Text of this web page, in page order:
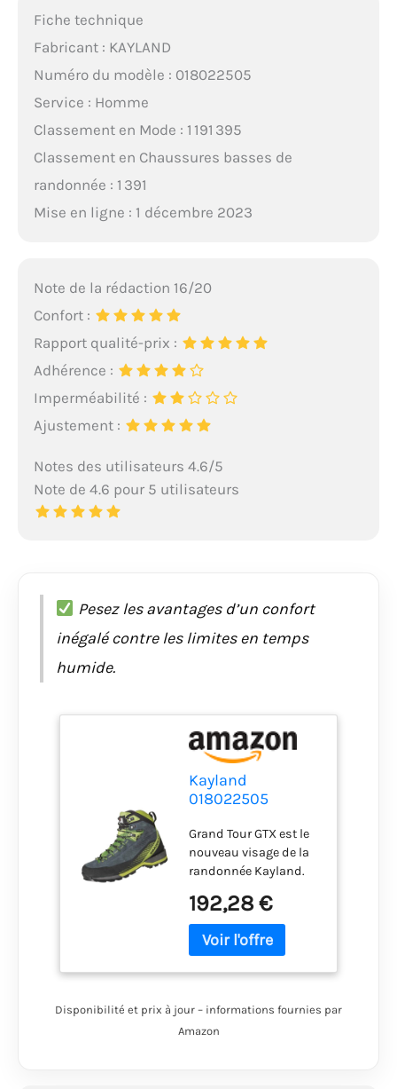
Fiche technique
Fabricant : KAYLAND
Numéro du modèle : 018022505
Service : Homme
Classement en Mode : 1 191 395
Classement en Chaussures basses de
randonnée : 1 391
Mise en ligne : 1 décembre 2023
Note de la rédaction 16/20
Confort :
Rapport qualité-prix :
Adhérence :
Imperméabilité :
Ajustement :
Notes des utilisateurs 4.6/5
Note de 4.6 pour 5 utilisateurs
Pesez les avantages d’un confort
inégalé contre les limites en temps
humide.
Kayland
018022505
Hiking shoe
Homme GREY
LIME EU 39
Grand Tour GTX est le
nouveau visage de la
randonnée Kayland.
exclusivement pour
Kayland, est en
Vibram Tork et
mixtes ou inégaux. La
192,28 €
Disponibilité et prix à jour – informations fournies par
Amazon